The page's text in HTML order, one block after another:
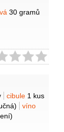
30 gramů
cibule 1 kus
víno